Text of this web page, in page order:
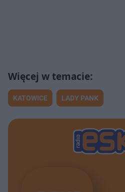
KATOWICE LADY PANK